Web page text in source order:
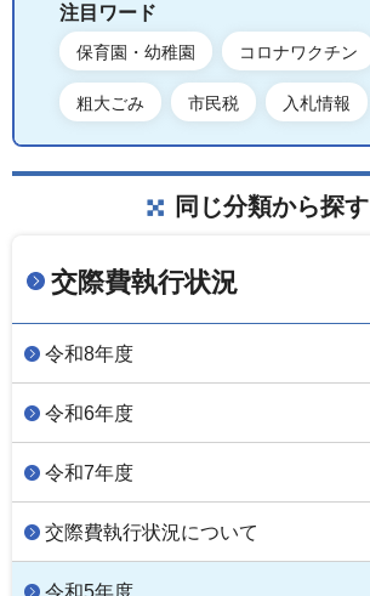
注目ワード
保育園・幼稚園 コロナワクチン
粗大ごみ 市民税 入札情報
同じ分類から探す
交際費執行状況
令和8年度
令和6年度
令和7年度
交際費執行状況について